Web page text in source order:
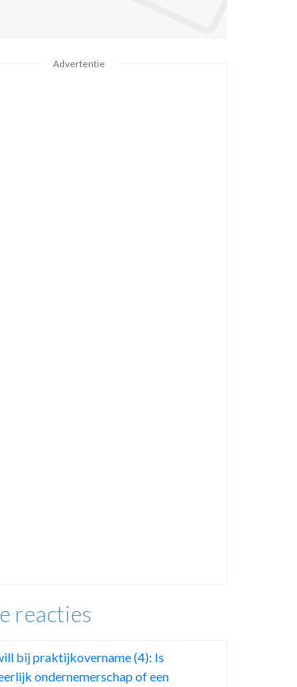
Advertentie
reacties
bij praktijkovername (4): Is
ondernemerschap of een